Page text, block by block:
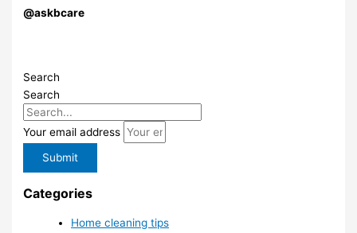
@askbcare
Search
Search
Your email address
Submit
Categories
Home cleaning tips